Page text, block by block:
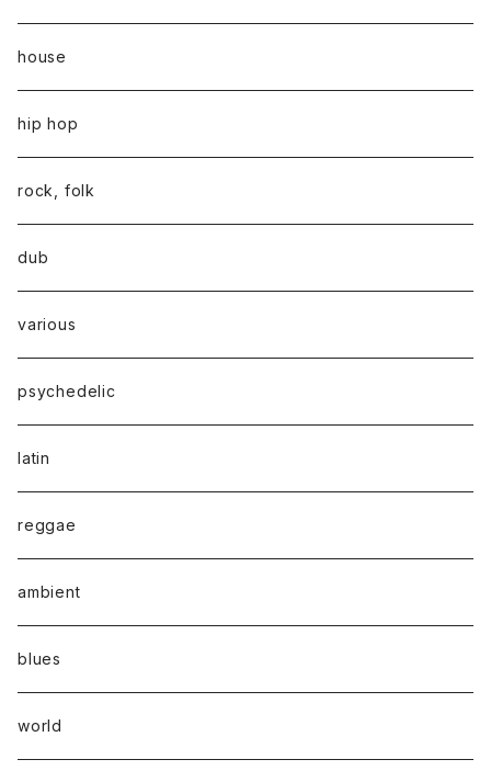
house
hip hop
rock, folk
dub
various
psychedelic
latin
reggae
ambient
blues
world